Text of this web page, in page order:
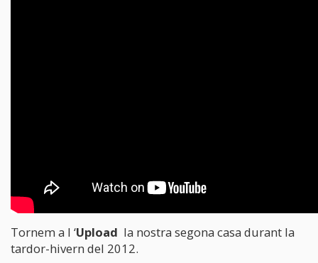
Tornem a l ‘Upload la nostra segona casa durant la
tardor-hivern del 2012.